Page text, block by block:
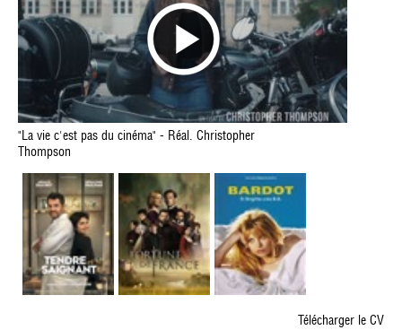
"La vie c'est pas du cinéma" - Réal. Christopher
Thompson
Télécharger le CV